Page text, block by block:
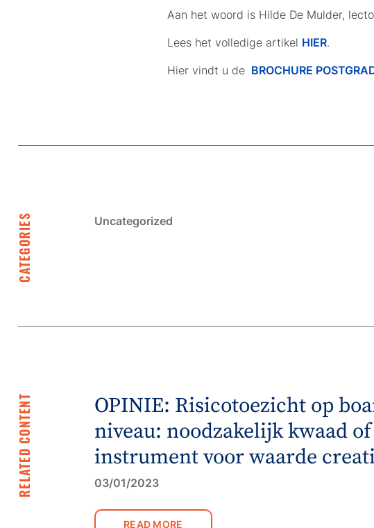
Aan het woord is Hilde De Mulder,
Lees het volledige artikel HIER.
Hier vindt u de BROCHURE
CATEGORIES Uncategorized
RELATED CONTENT
OPINIE: Risicotoezicht op
niveau: noodzakelijk kwaad of
instrument voor waarde
03/01/2023
READ MORE